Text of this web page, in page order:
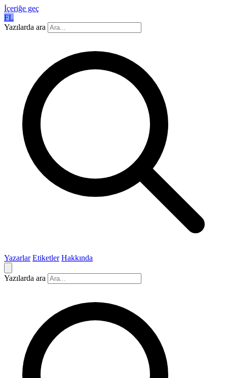
İçeriğe geç
FL
Yazılarda ara
Yazarlar Etiketler Hakkında
Yazılarda ara